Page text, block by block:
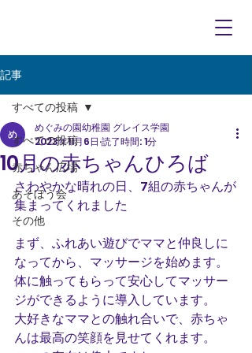
記事
すべての投稿
赤ちゃん広場
あそぼう会
その他
すべての投稿
10月の赤ちゃんひろば
めぐみの園幼稚園 グレイス学園
2023年11月6日 読了時間: 1分
さわやかな晴れの日、7組の赤ちゃんが
集まってくれました
まず、ふれあい遊びでママと仲良しに
なってから、マッサージを始めます。
体に触ってもらって安心してマッサー
ジができるように導入しています。
大好きなママとの触れ合いで、赤ちゃ
んは最高の笑顔を見せてくれます。